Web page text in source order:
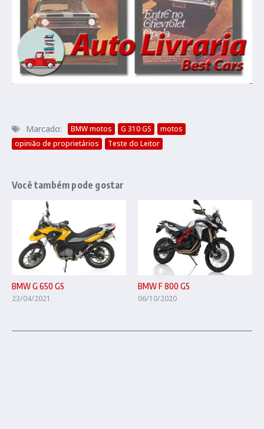
Marcado: BMW motos G 310 GS
motos
opinião de proprietários
Teste do Leitor
Você também pode gostar
BMW G 650 GS
23/04/2021
BMW F 800 GS
06/10/2020